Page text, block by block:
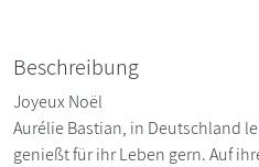
Beschreibung
Joyeux Noël
Aurélie Bastian, in Deutschland
genießt für ihr Leben gern. Auf